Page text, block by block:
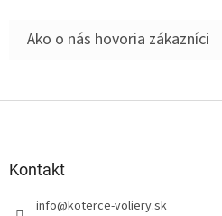
Kontakt
info@koterce-voliery.sk